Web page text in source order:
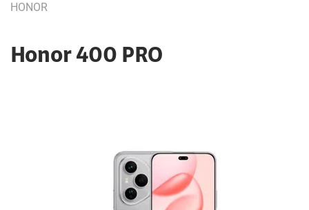
HONOR
Honor 400 PRO